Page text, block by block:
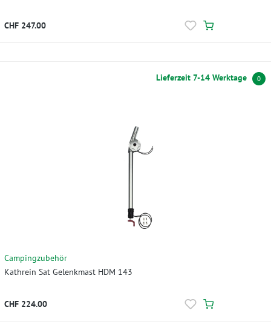
CHF 247.00
Lieferzeit 7-14 Werktage 0
Campingzubehör
Kathrein Sat Gelenkmast HDM 143
CHF 224.00